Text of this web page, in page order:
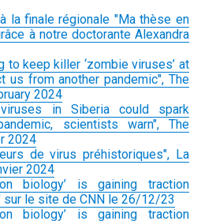
la finale régionale "Ma thèse en
à notre doctorante Alexandra
to keep killer ‘zombie viruses’ at
us from another pandemic", The
2024
in Siberia could spark
scientists warn", The
2024
de virus préhistoriques", La
2024
biology’ is gaining traction
sur le site de CNN le 26/12/23
biology’ is gaining traction